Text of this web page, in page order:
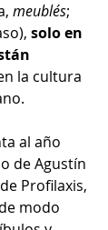
meublés;
solo en
la cultura
al año
de Agustín
Profilaxis,
modo